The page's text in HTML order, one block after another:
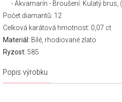
Akvamarín - Broušení: Kulatý brus,
Počet diamantů: 12
Celková karátová hmotnost: 0,07 ct
Materiál: Bílé, rhodiované zlato
Ryzost: 585
Popis výrobku